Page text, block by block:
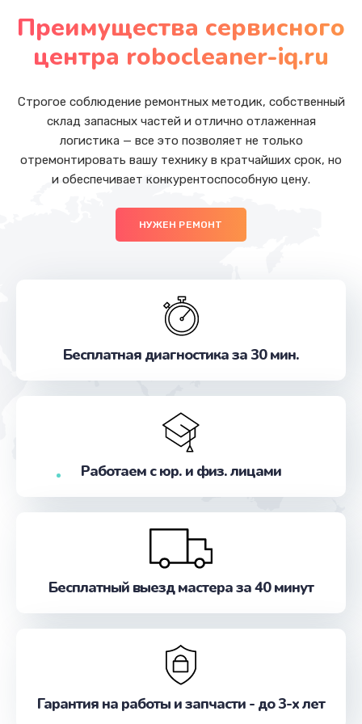
Заказать
от 2500 руб.
Заказать
Замена контактов поддона
от 1000 руб.
Заказать
Заказать
Заказать
Замена предохранителя
Замена помпы
от 1000 руб.
Замена платы логики
Заказать
Замена мультиклапана
Преимущества сервисного
центра robocleaner-iq.ru
Строгое соблюдение ремонтных методик, собственный
склад запасных частей и отлично отлаженная
логистика — все это позволяет не только
отремонтировать вашу технику в кратчайших срок, но
и обеспечивает конкурентоспособную цену.
НУЖЕН РЕМОНТ
Бесплатная диагностика за 30 мин.
Работаем с юр. и физ. лицами
Бесплатный выезд мастера за 40 минут
Гарантия на работы и запчасти - до 3-х лет